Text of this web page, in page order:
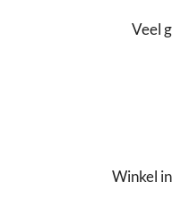
Veel
Winkel